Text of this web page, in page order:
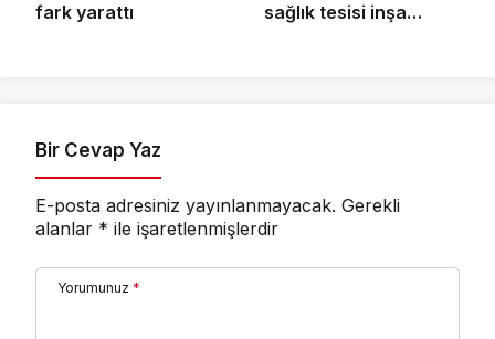
fark yarattı
sağlık tesisi inşa
Bir Cevap Yaz
E-posta adresiniz yayınlanmayacak. Gerekli
alanlar * ile işaretlenmişlerdir
Yorumunuz *